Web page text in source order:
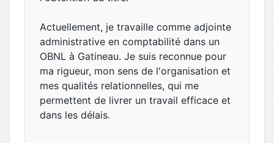
Actuellement, je travaille comme adjointe
administrative en comptabilité dans un
OBNL à Gatineau. Je suis reconnue pour
ma rigueur, mon sens de l'organisation et
mes qualités relationnelles, qui me
permettent de livrer un travail efficace et
dans les délais.